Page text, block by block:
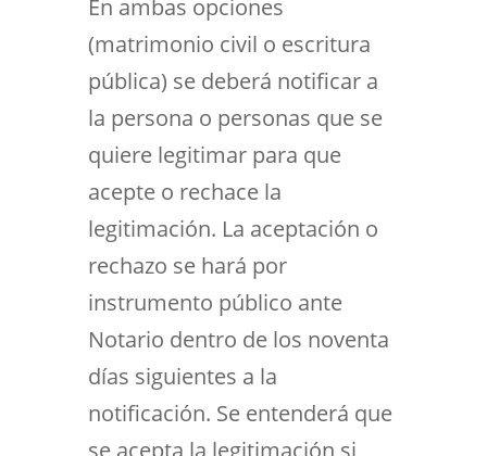
En ambas opciones
(matrimonio civil o escritura
pública) se deberá notificar a
la persona o personas que se
quiere legitimar para que
acepte o rechace la
legitimación. La aceptación o
rechazo se hará por
instrumento público ante
Notario dentro de los noventa
días siguientes a la
notificación. Se entenderá que
se acepta la legitimación si